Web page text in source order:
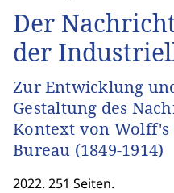
Der
der
Zur Entwicklung
Gestaltung des
Kontext von Wolff's
Bureau (1849-1914)
2022. 251 Seiten.